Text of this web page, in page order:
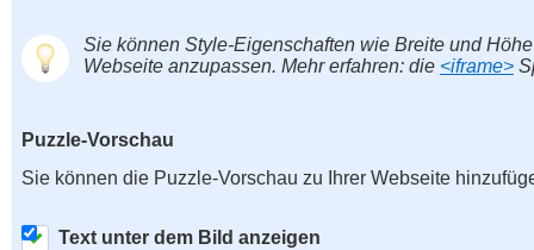
Sie können Style-Eigenschaften wie Breite und
Webseite anzupassen. Mehr erfahren: die <iframe>
Puzzle-Vorschau
Sie können die Puzzle-Vorschau zu Ihrer Webseite
Text unter dem Bild anzeigen